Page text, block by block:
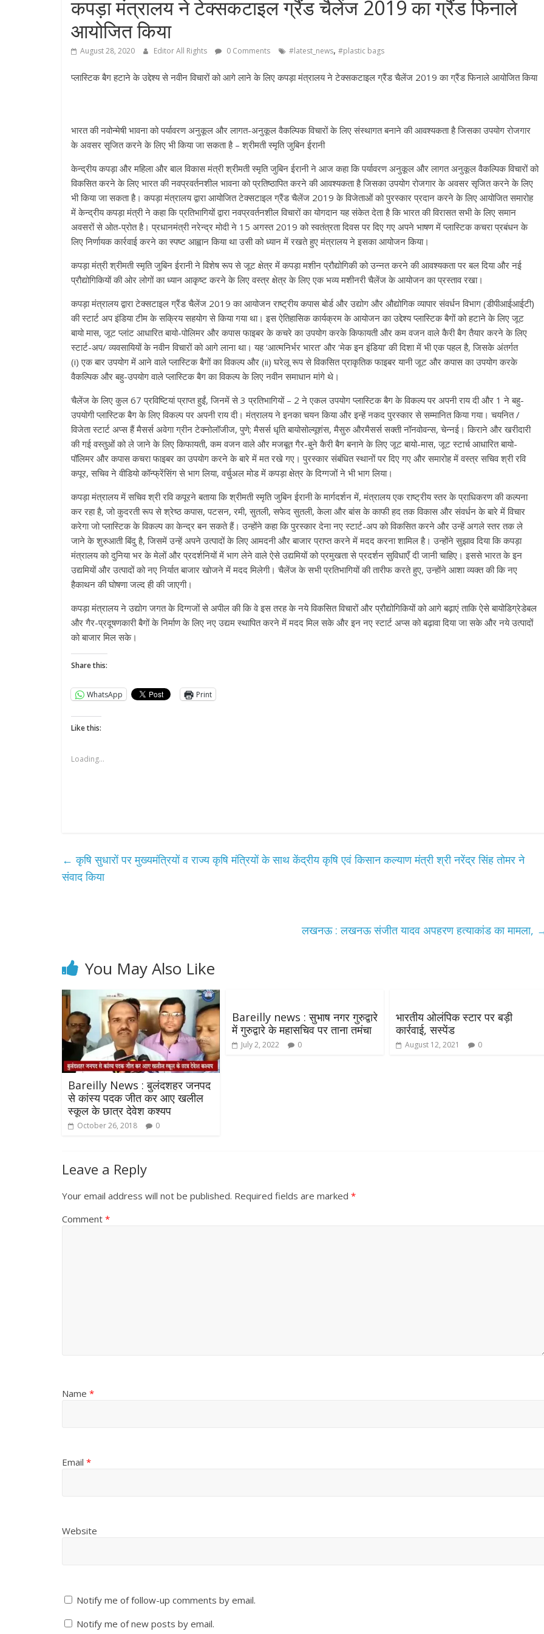
कपड़ा मंत्रालय ने टेक्सकटाइल ग्रैंड चैलेंज 2019 का ग्रैंड फिनाले
आयोजित किया
August 28, 2020 Editor All Rights 0 Comments #latest_news, #plastic bags
प्लास्टिक बैग हटाने के उद्देश्य से नवीन विचारों को आगे लाने के लिए कपड़ा मंत्रालय ने टेक्सकटाइल ग्रैंड चैलेंज 2019 का ग्रैंड फिनाले आयोजित किया
भारत की नवोन्मेषी भावना को पर्यावरण अनुकूल और लागत-अनुकूल वैकल्पिक विचारों के लिए संस्थागत बनाने की आवश्यकता है जिसका उपयोग रोजगार
के अवसर सृजित करने के लिए भी किया जा सकता है – श्रीमती स्मृति जुबिन ईरानी
केन्‍द्रीय कपड़ा और महिला और बाल विकास मंत्री श्रीमती स्मृति जुबिन ईरानी ने आज कहा कि पर्यावरण अनुकूल और लागत अनुकूल वैकल्पिक विचारों को
विकसित करने के लिए भारत की नवप्रवर्तनशील भावना को प्रतिष्‍ठापित करने की आवश्यकता है जिसका उपयोग रोजगार के अवसर सृजित करने के लिए
भी किया जा सकता है। कपड़ा मंत्रालय द्वारा आयोजित टेक्सटाइल ग्रैंड चैलेंज 2019 के विजेताओं को पुरस्कार प्रदान करने के लिए आयोजित समारोह
में केन्‍द्रीय कपड़ा मंत्री ने कहा कि प्रतिभागियों द्वारा नवप्रवर्तनशील विचारों का योगदान यह संकेत देता है कि भारत की विरासत सभी के लिए समान
अवसरों से ओत-प्रोत है। प्रधानमंत्री नरेन्‍द्र मोदी ने 15 अगस्त 2019 को स्वतंत्रता दिवस पर दिए गए अपने भाषण में प्लास्टिक कचरा प्रबंधन के
लिए निर्णायक कार्रवाई करने का स्पष्ट आह्वान किया था उसी को ध्यान में रखते हुए मंत्रालय ने इसका आयोजन किया।
कपड़ा मंत्री श्रीमती स्मृति जुबिन ईरानी ने विशेष रूप से जूट क्षेत्र में कपड़ा मशीन प्रौद्योगिकी को उन्नत करने की आवश्यकता पर बल दिया और नई
प्रौद्योगिकियों की ओर लोगों का ध्‍यान आकृष्‍ट करने के लिए वस्त्र क्षेत्र के लिए एक भव्य मशीनरी चैलेंज के आयोजन का प्रस्ताव रखा।
कपड़ा मंत्रालय द्वारा टेक्सटाइल ग्रैंड चैलेंज 2019 का आयोजन राष्ट्रीय कपास बोर्ड और उद्योग और औद्योगिक व्यापार संवर्धन विभाग (डीपीआईआईटी)
की स्टार्ट अप इंडिया टीम के सक्रिय सहयोग से किया गया था। इस ऐतिहासिक कार्यक्रम के आयोजन का उद्देश्य प्‍लास्टिक बैगों को हटाने के लिए जूट
बायो मास, जूट प्लांट आधारित बायो-पोलिमर और कपास फाइबर के कचरे का उपयोग करके किफायती और कम वजन वाले कैरी बैग तैयार करने के लिए
स्टार्ट-अप/ व्‍यवसायियों के नवीन विचारों को आगे लाना था। यह ‘आत्मनिर्भर भारत’ और ‘मेक इन इंडिया’ की दिशा में भी एक पहल है, जिसके अंतर्गत
(i) एक बार उपयोग में आने वाले प्‍लास्टिक बैगों का विकल्‍प और (ii) घरेलू रूप से विकसित प्राकृतिक फाइबर यानी जूट और कपास का उपयोग करके
वैकल्पिक और बहु-उपयोग वाले प्लास्टिक बैग का विकल्‍प के लिए नवीन समाधान मांगे थे।
चैलेंज के लिए कुल 67 प्रविष्टियां प्राप्त हुईं, जिनमें से 3 प्रतिभागियों – 2 ने एकल उपयोग प्लास्टिक बैग के विकल्प पर अपनी राय दी और 1 ने बहु-
उपयोगी प्लास्टिक बैग के लिए विकल्प पर अपनी राय दी। मंत्रालय ने इनका चयन किया और इन्‍हें नकद पुरस्कार से सम्मानित किया गया। चयनित /
विजेता स्टार्ट अप्स हैं मैसर्स अवेगा ग्रीन टेक्नोलॉजीज, पुणे; मैसर्स धृति बायोसोल्यूशंस, मैसुरु औरमैसर्स सक्ती नॉनवोवन्‍स, चेन्नई। किराने और खरीदारी
की गई वस्तुओं को ले जाने के लिए किफायती, कम वजन वाले और मजबूत गैर-बुने कैरी बैग बनाने के लिए जूट बायो-मास, जूट स्‍टार्च आधारित बायो-
पॉलिमर और कपास कचरा फाइबर का उपयोग करने के बारे में मत रखे गए। पुरस्कार संबंधित स्थानों पर दिए गए और समारोह में वस्‍त्र सचिव श्री रवि
कपूर, सचिव ने वीडियो कॉन्फ्रेंसिंग से भाग लिया, वर्चुअल मोड में कपड़ा क्षेत्र के दिग्गजों ने भी भाग लिया।
कपड़ा मंत्रालय में सचिव श्री रवि कपूरने बताया कि श्रीमती स्मृति जुबिन ईरानी के मार्गदर्शन में, मंत्रालय एक राष्ट्रीय स्तर के प्राधिकरण की कल्पना
कर रहा है, जो कुदरती रूप से श्रेष्‍ठ कपास, पटसन, रमी, सुतली, सफेद सुतली, केला और बांस के काफी हद तक विकास और संवर्धन के बारे में विचार
करेगा जो प्लास्टिक के विकल्प का केन्‍द्र बन सकते हैं। उन्होंने कहा कि पुरस्‍कार देना नए स्टार्ट-अप को विकसित करने और उन्हें अगले स्तर तक ले
जाने के शुरुआती बिंदु है, जिसमें उन्हें अपने उत्पादों के लिए आमदनी और बाजार प्राप्त करने में मदद करना शामिल है। उन्होंने सुझाव दिया कि कपड़ा
मंत्रालय को दुनिया भर के मेलों और प्रदर्शनियों में भाग लेने वाले ऐसे उद्यमियों को प्रमुखता से प्रदर्शन सुविधाएँ दी जानी चाहिए। इससे भारत के इन
उद्यमियों और उत्पादों को नए निर्यात बाजार खोजने में मदद मिलेगी। चैलेंज के सभी प्रतिभागियों की तारीफ करते हुए, उन्होंने आशा व्यक्त की कि नए
हैकाथन की घोषणा जल्द ही की जाएगी।
कपड़ा मंत्रालय ने उद्योग जगत के दिग्गजों से अपील की कि वे इस तरह के नये विकसित विचारों और प्रौद्योगिकियों को आगे बढ़ाएं ताकि ऐसे बायोडिग्रेडेबल
और गैर-प्रदूषणकारी बैगों के निर्माण के लिए नए उद्यम स्थापित करने में मदद मिल सके और इन नए स्‍टार्ट अप्‍स को बढ़ावा दिया जा सके और नये उत्‍पादों
को बाजार मिल सके।
Share this:
WhatsApp Print
Like this:
Loading...
← कृषि सुधारों पर मुख्यमंत्रियों व राज्य कृषि मंत्रियों के साथ केंद्रीय कृषि एवं किसान कल्याण मंत्री श्री नरेंद्र सिंह तोमर ने
संवाद किया
लखनऊ : लखनऊ संजीत यादव अपहरण हत्याकांड का मामला,
You May Also Like
Bareilly News : बुलंदशहर जनपद
से कांस्य पदक जीत कर आए खलील
स्कूल के छात्र देवेश कश्यप
October 26, 2018 0
Bareilly news : सुभाष नगर गुरुद्वारे
में गुरुद्वारे के महासचिव पर ताना तमंचा
July 2, 2022 0
भारतीय ओलंपिक स्टार पर बड़ी
कार्रवाई, सस्पेंड
August 12, 2021 0
Leave a Reply
Your email address will not be published. Required fields are marked *
Comment *
Name *
Email *
Website
Notify me of follow-up comments by email.
Notify me of new posts by email.
August 4, 2021 Editor All Rights 0
प्रथम आगमन पर
उपाध्यक्ष सोनू